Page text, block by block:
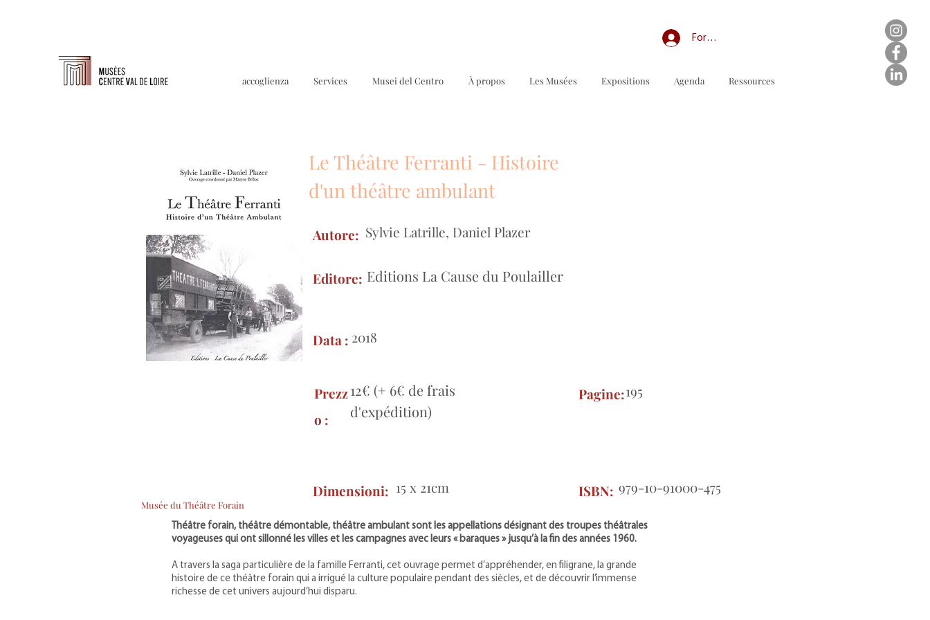
Forum professionnel/My Groups
accoglienza Services Musei del Centro À propos Les Musées Expositions Agenda Ressources
Le Théâtre Ferranti - Histoire
d'un théâtre ambulant
Autore: Sylvie Latrille, Daniel Plazer
Editions La Cause du Poulailler
Editore:
2018
Data :
12€ (+ 6€ de frais
d'expédition)
Prezz
o :
195
Pagine:
Musée du Théâtre Forain
15 x 21cm
Dimensioni: 979-10-91000-475
ISBN:
Théâtre forain, théâtre démontable, théâtre ambulant sont les appellations désignant des troupes théâtrales
voyageuses qui ont sillonné les villes et les campagnes avec leurs « baraques » jusqu’à la fin des années 1960.
A travers la saga particulière de la famille Ferranti, cet ouvrage permet d’appréhender, en filigrane, la grande
histoire de ce théâtre forain qui a irrigué la culture populaire pendant des siècles, et de découvrir l’immense
richesse de cet univers aujourd’hui disparu.